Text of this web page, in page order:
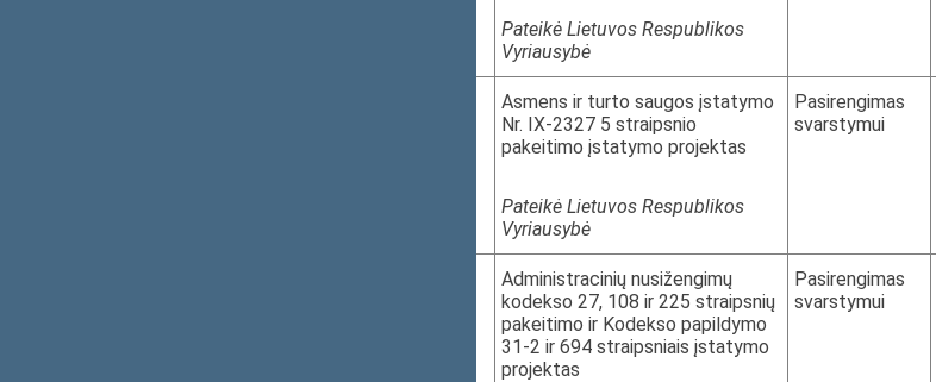
Pateikė Lietuvos Respublikos
Vyriausybė
Asmens ir turto saugos įstatymo
Nr. IX-2327 5 straipsnio
pakeitimo įstatymo projektas
Pateikė Lietuvos Respublikos
Vyriausybė
Pasirengimas
svarstymui
Administracinių nusižengimų
kodekso 27, 108 ir 225 straipsnių
pakeitimo ir Kodekso papildymo
31-2 ir 694 straipsniais įstatymo
projektas
Pasirengimas
svarstymui